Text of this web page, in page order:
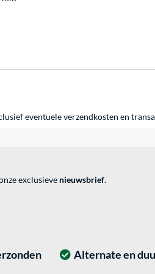
eventueleverzendkosten en
exclusieve nieuwsbrief.
Alternate en